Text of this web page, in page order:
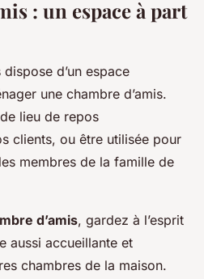
: un espace à part
d’un espace
une chambre d’amis.
lieu de repos
clients, ou être utilisée pour
membres de la famille de
d’amis, gardez à l’esprit
aussi accueillante et
chambres de la maison.